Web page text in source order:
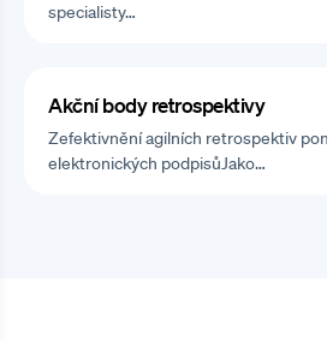
specialisty…
Akční body retrospektivy
Zefektivnění agilních retrospektiv
elektronických podpisůJako…